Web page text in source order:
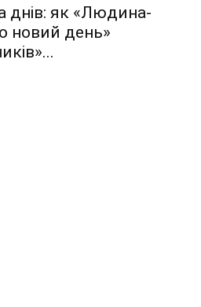
днів: як «Людина-
новий день»